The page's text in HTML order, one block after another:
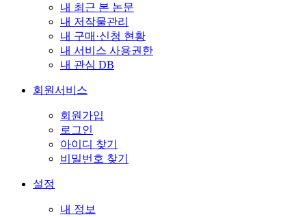
내 최근 본 논문
내 저작물관리
내 구매·신청 현황
내 서비스 사용권한
내 관심 DB
회원서비스
회원가입
로그인
아이디 찾기
비밀번호 찾기
설정
내 정보